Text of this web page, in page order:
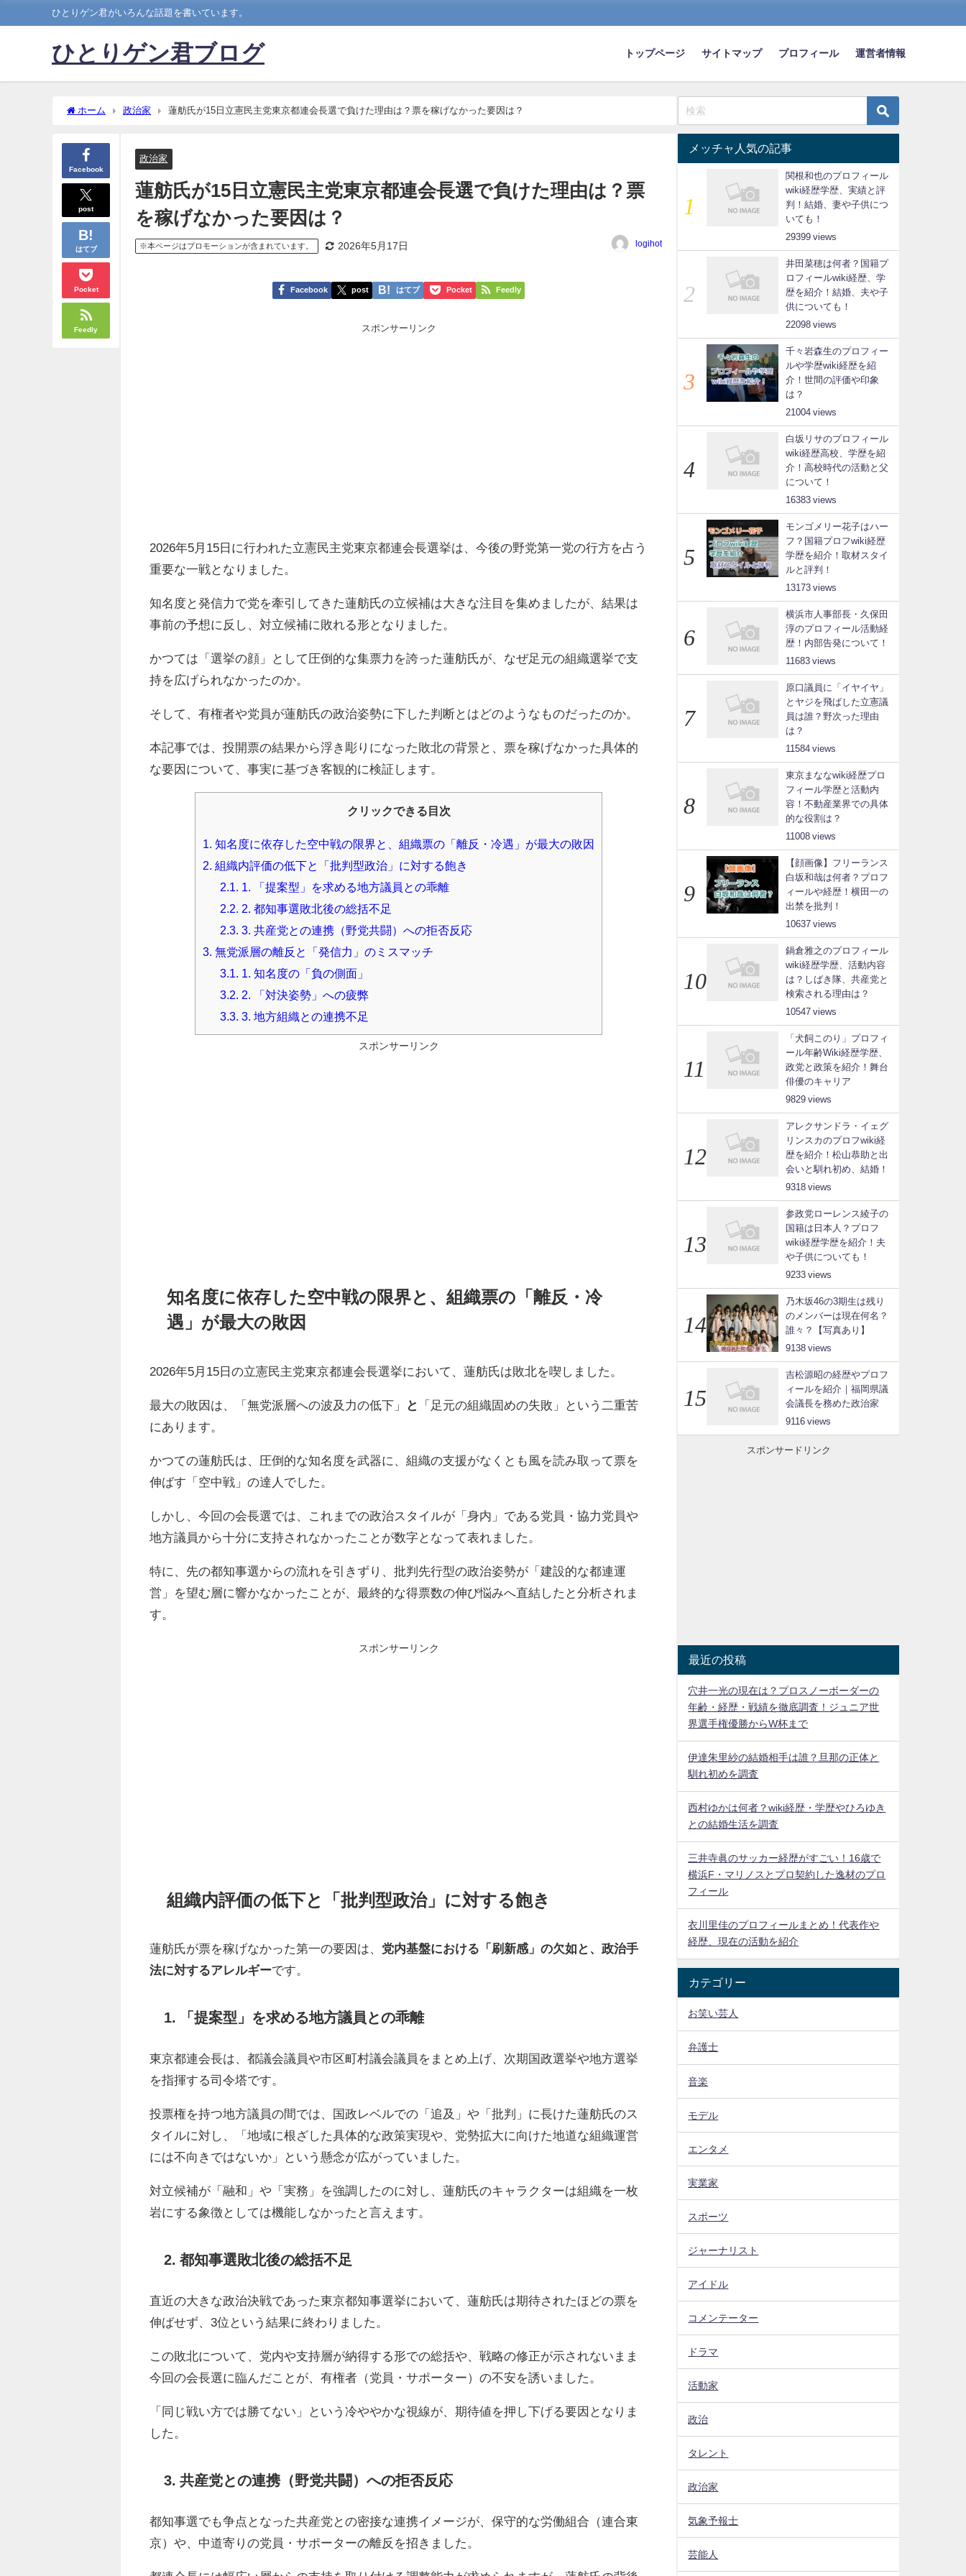
ひとりゲン君がいろんな話題を書いています。
ひとりゲン君ブログ トップページ サイトマップ プロフィール 運営者情報
ホーム 政治家 蓮舫氏が15日立憲民主党東京都連会長選で負けた理由は？票を稼げなかった要因は？
Facebook
post
はてブ
Pocket
Feedly
政治家
蓮舫氏が15日立憲民主党東京都連会長選で負けた理由は？票
を稼げなかった要因は？
※本ページはプロモーションが含まれています。 2026年5月17日 logihot
Facebook post はてブ Pocket Feedly
スポンサーリンク
2026年5月15日に行われた立憲民主党東京都連会長選挙は、今後の野党第一党の行方を占う
重要な一戦となりました。
知名度と発信力で党を牽引してきた蓮舫氏の立候補は大きな注目を集めましたが、結果は
事前の予想に反し、対立候補に敗れる形となりました。
かつては「選挙の顔」として圧倒的な集票力を誇った蓮舫氏が、なぜ足元の組織選挙で支
持を広げられなかったのか。
そして、有権者や党員が蓮舫氏の政治姿勢に下した判断とはどのようなものだったのか。
本記事では、投開票の結果から浮き彫りになった敗北の背景と、票を稼げなかった具体的
な要因について、事実に基づき客観的に検証します。
クリックできる目次
1.
知名度に依存した空中戦の限界と、組織票の「離反・冷遇」が最大の敗因
2. 組織内評価の低下と「批判型政治」に対する飽き
2.1.
1. 「提案型」を求める地方議員との乖離
2.2.
2. 都知事選敗北後の総括不足
2.3. 3. 共産党との連携（野党共闘）への拒否反応
3. 無党派層の離反と「発信力」のミスマッチ
3.1.
1. 知名度の「負の側面」
3.2.
2. 「対決姿勢」への疲弊
3.3. 3. 地方組織との連携不足
スポンサーリンク
知名度に依存した空中戦の限界と、組織票の「離反・冷
遇」が最大の敗因
2026年5月15日の立憲民主党東京都連会長選挙において、蓮舫氏は敗北を喫しました。
最大の敗因は、「無党派層への波及力の低下」 と
「足元の組織固めの失敗」という二重苦
にあります。
かつての蓮舫氏は、圧倒的な知名度を武器に、組織の支援がなくとも風を読み取って票を
伸ばす「空中戦」の達人でした。
しかし、今回の会長選では、これまでの政治スタイルが「身内」である党員・協力党員や
地方議員から十分に支持されなかったことが数字となって表れました。
特に、先の都知事選からの流れを引きずり、批判先行型の政治姿勢が「建設的な都連運
営」を望む層に響かなかったことが、最終的な得票数の伸び悩みへ直結したと分析されま
す。
スポンサーリンク
組織内評価の低下と「批判型政治」に対する飽き
蓮舫氏が票を稼げなかった第一の要因は、 党内基盤における「刷新感」の欠如と、政治手
法に対するアレルギーです。
1. 「提案型」を求める地方議員との乖離
東京都連会長は、都議会議員や市区町村議会議員をまとめ上げ、次期国政選挙や地方選挙
を指揮する司令塔です。
投票権を持つ地方議員の間では、国政レベルでの「追及」や「批判」に長けた蓮舫氏のス
タイルに対し、「地域に根ざした具体的な政策実現や、党勢拡大に向けた地道な組織運営
には不向きではないか」という懸念が広がっていました。
対立候補が「融和」や「実務」を強調したのに対し、蓮舫氏のキャラクターは組織を一枚
岩にする象徴としては機能しなかったと言えます。
2. 都知事選敗北後の総括不足
直近の大きな政治決戦であった東京都知事選挙において、蓮舫氏は期待されたほどの票を
伸ばせず、3位という結果に終わりました。
この敗北について、党内や支持層が納得する形での総括や、戦略の修正が示されないまま
今回の会長選に臨んだことが、有権者（党員・サポーター）の不安を誘いました。
「同じ戦い方では勝てない」という冷ややかな視線が、期待値を押し下げる要因となりま
した。
3. 共産党との連携（野党共闘）への拒否反応
都知事選でも争点となった共産党との密接な連携イメージが、保守的な労働組合（連合東
京）や、中道寄りの党員・サポーターの離反を招きました。
メッチャ人気の記事
関根和也のプロフィール
wiki経歴学歴、実績と評
判！結婚、妻や子供につ
いても！
29399
井田菜穂は何者？国籍プ
ロフィールwiki経歴、学
歴を紹介！結婚、夫や子
供についても！
22098
千々岩森生のプロフィー
ルや学歴wiki経歴を紹
介！世間の評価や印象
は？
21004
白坂リサのプロフィール
wiki経歴高校、学歴を紹
介！高校時代の活動と父
について！
16383
モンゴメリー花子はハー
フ？国籍プロフwiki経歴
学歴を紹介！取材スタイ
ルと評判！
13173
横浜市人事部長・久保田
淳のプロフィール活動経
歴！内部告発について！
11683
原口議員に「イヤイヤ」
とヤジを飛ばした立憲議
員は誰？野次った理由
は？
11584
東京まななwiki経歴プロ
フィール学歴と活動内
容！不動産業界での具体
的な役割は？
11008
【顔画像】フリーランス
白坂和哉は何者？プロフ
ィールや経歴！横田一の
出禁を批判！
10637
鍋倉雅之のプロフィール
wiki経歴学歴、活動内容
は？しばき隊、共産党と
検索される理由は？
10547
「犬飼このり」プロフィ
ール年齢Wiki経歴学歴、
政党と政策を紹介！舞台
俳優のキャリア
9829
アレクサンドラ・イェグ
リンスカのプロフwiki経
歴を紹介！松山恭助と出
会いと馴れ初め、結婚！
9318
参政党ローレンス綾子の
国籍は日本人？プロフ
wiki経歴学歴を紹介！夫
や子供についても！
9233
乃木坂46の3期生は残り
のメンバーは現在何名？
誰々？【写真あり】
9138
吉松源昭の経歴やプロフ
ィールを紹介｜福岡県議
会議長を務めた政治家
9116
スポンサードリンク
最近の投稿
穴井一光の現在は？プロスノーボーダーの
年齢・経歴・戦績を徹底調査！ジュニア世
界選手権優勝からW杯まで
伊達朱里紗の結婚相手は誰？旦那の正体と
馴れ初めを調査
西村ゆかは何者？wiki経歴・学歴やひろゆき
との結婚生活を調査
三井寺眞のサッカー経歴がすごい！16歳で
横浜F・マリノスとプロ契約した逸材のプロ
フィール
衣川里佳のプロフィールまとめ！代表作や
経歴、現在の活動を紹介
カテゴリー
お笑い芸人
弁護士
音楽
モデル
エンタメ
実業家
スポーツ
ジャーナリスト
アイドル
コメンテーター
ドラマ
活動家
政治
タレント
政治家
気象予報士
芸能人